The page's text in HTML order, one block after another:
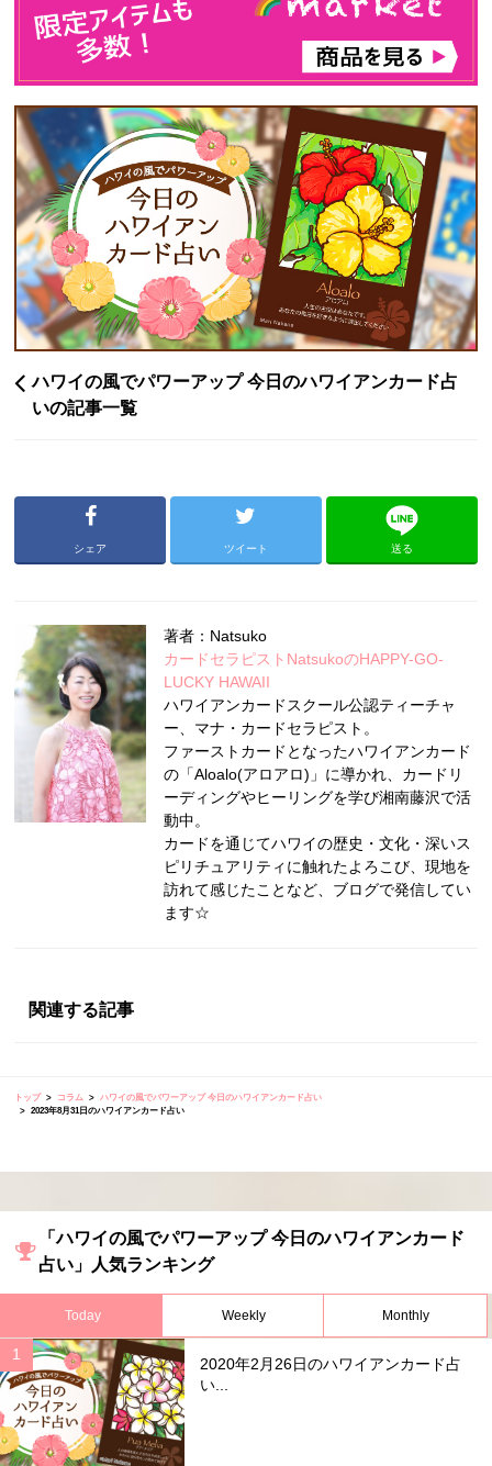
ハワイの風でパワーアップ 今日のハワイアンカード占
いの記事一覧
シェア ツイート 送る
著者：Natsuko
カードセラピストNatsukoのHAPPY-GO-
LUCKY HAWAII
ハワイアンカードスクール公認ティーチャ
ー、マナ・カードセラピスト。
ファーストカードとなったハワイアンカード
の「Aloalo(アロアロ)」に導かれ、カードリ
ーディングやヒーリングを学び湘南藤沢で活
動中。
カードを通じてハワイの歴史・文化・深いス
ピリチュアリティに触れたよろこび、現地を
訪れて感じたことなど、ブログで発信してい
ます☆
関連する記事
トップ コラム
ハワイの風でパワーアップ 今日のハワイアンカード占い
2023年8月31日のハワイアンカード占い
「ハワイの風でパワーアップ 今日のハワイアンカード
占い」人気ランキング
Today Weekly Monthly
2020年2月26日のハワイアンカード占
い...